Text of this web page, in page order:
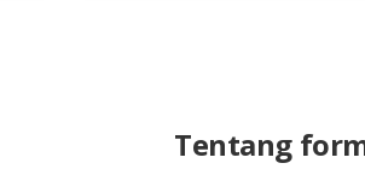
Tentang